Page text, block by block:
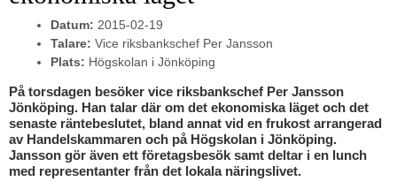
Datum: 2015-02-19
Talare: Vice riksbankschef Per Jansson
Plats: Högskolan i Jönköping
På torsdagen besöker vice riksbankschef Per Jansson
Jönköping. Han talar där om det ekonomiska läget och det
senaste räntebeslutet, bland annat vid en frukost arrangerad
av Handelskammaren och på Högskolan i Jönköping.
Jansson gör även ett företagsbesök samt deltar i en lunch
med representanter från det lokala näringslivet.